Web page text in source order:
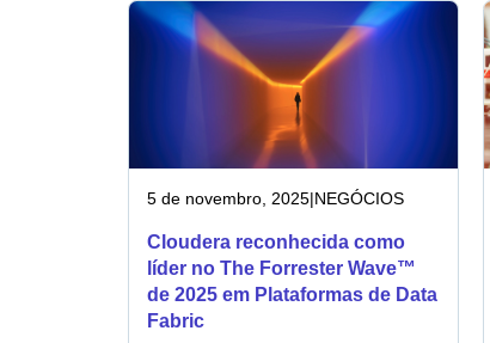
5 de novembro, 2025|NEGÓCIOS
Cloudera reconhecida como
líder no The Forrester Wave™
de 2025 em Plataformas de Data
Fabric